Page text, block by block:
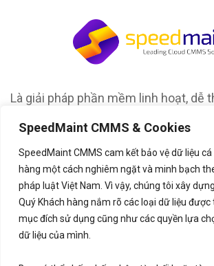
SpeedMaint CMMS & Cookies
SpeedMaint CMMS cam kết bảo vệ dữ liệu
hàng một cách nghiêm ngặt và minh bạch
pháp luật Việt Nam. Vì vậy, chúng tôi xây
Quý Khách hàng nắm rõ các loại dữ liệu
mục đích sử dụng cũng như các quyền lựa
dữ liệu của mình.
Là giải pháp phần mềm linh hoạt, dễ
của bất kỳ loại tài sản